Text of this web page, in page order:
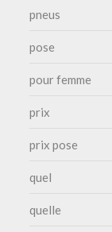
pneus
pose
pour femme
prix
prix pose
quel
quelle